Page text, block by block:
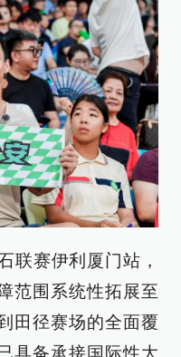
联赛伊利厦门站，
范围系统性拓展至
田径赛场的全面覆
具备承接国际性大